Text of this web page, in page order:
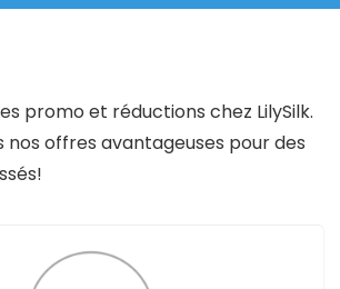
promo et réductions chez LilySilk.
nos offres avantageuses pour des